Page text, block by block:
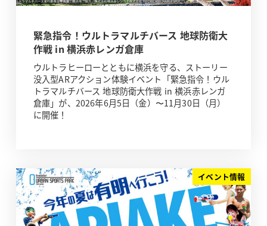
緊急指令！ウルトラマルチバース 地球防衛大
作戦 in 横浜赤レンガ倉庫
ウルトラヒーローとともに横浜を守る、ストーリー
没入型ARアクション体験イベント「緊急指令！ウル
トラマルチバース 地球防衛大作戦 in 横浜赤レンガ
倉庫」が、2026年6月5日（金）〜11月30日（月）
に開催！
イベント情報